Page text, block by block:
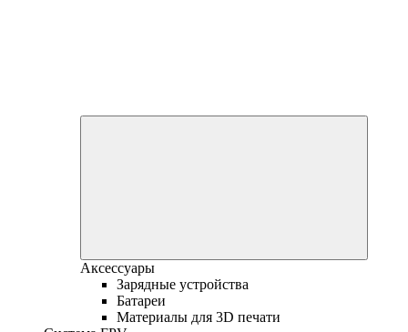
Аксессуары
Зарядные устройства
Батареи
Материалы для 3D печати